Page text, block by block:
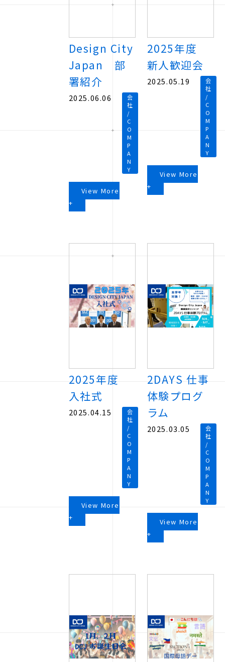
Design City
Japan 部
署紹介
2025.06.06
会
社
/
C
O
M
P
A
N
Y
View More
+
2025年度
新人歓迎会
2025.05.19
会
社
/
C
O
M
P
A
N
Y
View More
+
2025年度
入社式
2025.04.15
会
社
/
C
O
M
P
A
N
Y
View More
+
2DAYS 仕事
体験プログ
ラム
2025.03.05
会
社
/
C
O
M
P
A
N
Y
View More
+